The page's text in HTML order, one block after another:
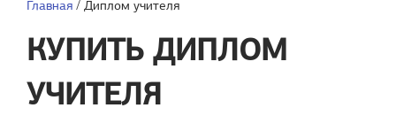
Главная / Диплом учителя
КУПИТЬ ДИПЛОМ
УЧИТЕЛЯ